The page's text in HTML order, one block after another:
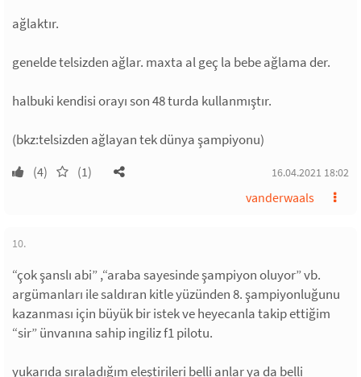
ağlaktır.
genelde telsizden ağlar. maxta al geç la bebe ağlama der.
halbuki kendisi orayı son 48 turda kullanmıştır.
(bkz:telsizden ağlayan tek dünya şampiyonu)
(4) (1) 16.04.2021 18:02
vanderwaals
10.
“çok şanslı abi” ,“araba sayesinde şampiyon oluyor” vb.
argümanları ile saldıran kitle yüzünden 8. şampiyonluğunu
kazanması için büyük bir istek ve heyecanla takip ettiğim
“sir” ünvanına sahip ingiliz f1 pilotu.
yukarıda sıraladığım eleştirileri belli anlar ya da belli